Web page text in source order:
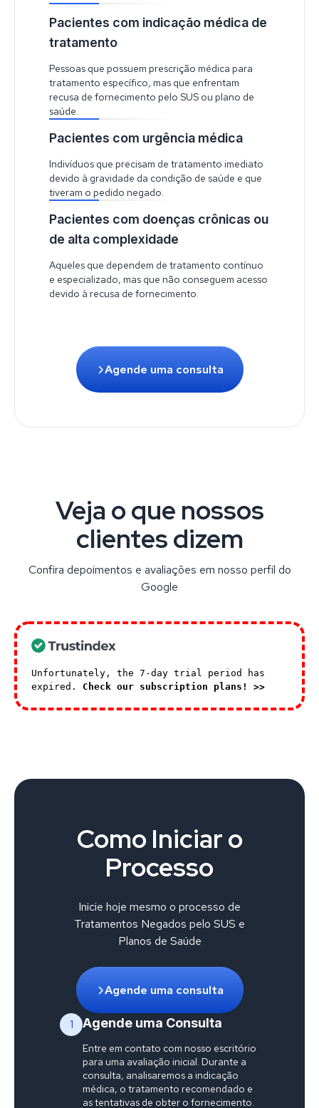
Pacientes com indicação médica de
tratamento
Pessoas que possuem prescrição médica para
tratamento específico, mas que enfrentam
recusa de fornecimento pelo SUS ou plano de
saúde.
Pacientes com urgência médica
Indivíduos que precisam de tratamento imediato
devido à gravidade da condição de saúde e que
tiveram o pedido negado.
Pacientes com doenças crônicas ou
de alta complexidade
Aqueles que dependem de tratamento contínuo
e especializado, mas que não conseguem acesso
devido à recusa de fornecimento.
Agende uma consulta
Veja o que nossos
clientes dizem
Confira depoimentos e avaliações em nosso perfil do
Google
Unfortunately, the 7-day trial period has
expired. Check our subscription plans! >>
Como Iniciar o
Processo
Inicie hoje mesmo o processo de
Tratamentos Negados pelo SUS e
Planos de Saúde
Agende uma consulta
1 Agende uma Consulta
Entre em contato com nosso escritório
para uma avaliação inicial. Durante a
consulta, analisaremos a indicação
médica, o tratamento recomendado e
as tentativas de obter o fornecimento.